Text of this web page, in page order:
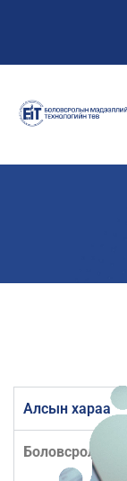
Алсын хараа
Боловсролыг